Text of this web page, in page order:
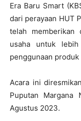
Era Baru Smart
dari perayaan HUT
telah memberikan
usaha untuk lebih
penggunaan produk
Acara ini
Puputan Margana
Agustus 2023.